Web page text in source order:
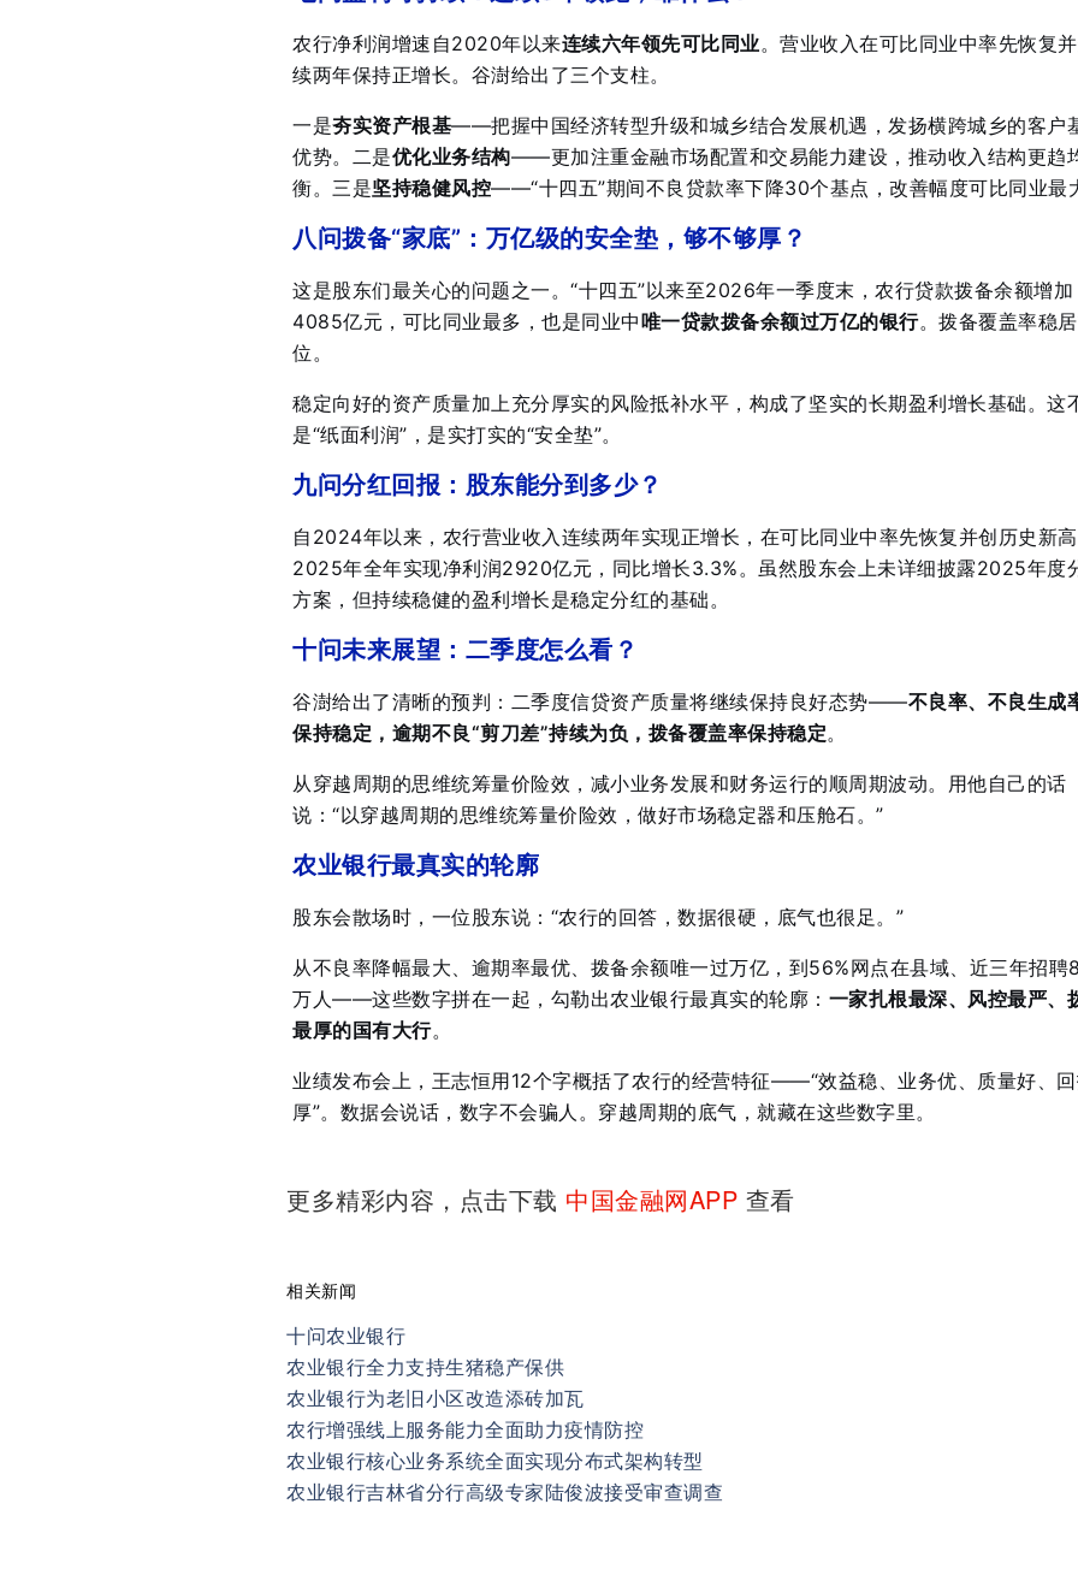
农行净利润增速自2020年以来连续六年领先可比同业。营业收入在可比同业中率先恢复
续两年保持正增长。谷澍给出了三个支柱。
一是夯实资产根基——把握中国经济转型升级和城乡结合发展机遇，发扬横跨城乡的客户
优势。二是优化业务结构——更加注重金融市场配置和交易能力建设，推动收入结构更趋
衡。三是坚持稳健风控——“十四五”期间不良贷款率下降30个基点，改善幅度可比同业最
八问拨备“家底”：万亿级的安全垫，够不够厚？
这是股东们最关心的问题之一。“十四五”以来至2026年一季度末，农行贷款拨备余额增加
4085亿元，可比同业最多，也是同业中唯一贷款拨备余额过万亿的银行。拨备覆盖率稳
位 。
稳定向好的资产质量加上充分厚实的风险抵补水平，构成了坚实的长期盈利增长基础。这
是“纸面利润”，是实打实的“安全垫”。
九问分红回报：股东能分到多少？
自2024年以来，农行营业收入连续两年实现正增长，在可比同业中率先恢复并创历史新高
2025年全年实现净利润2920亿元，同比增长3.3% 。虽然股东会上未详细披露2025年度
方案，但持续稳健的盈利增长是稳定分红的基础。
十问未来展望：二季度怎么看？
谷澍给出了清晰的预判：二季度信贷资产质量将继续保持良好态势——不良率、不良生成
保持稳定，逾期不良“剪刀差”持续为负，拨备覆盖率保持稳定。
从穿越周期的思维统筹量价险效，减小业务发展和财务运行的顺周期波动。用他自己的话
说：“以穿越周期的思维统筹量价险效，做好市场稳定器和压舱石。”
农业银行最真实的轮廓
股东会散场时，一位股东说：“农行的回答，数据很硬，底气也很足。”
从不良率降幅最大、逾期率最优、拨备余额唯一过万亿，到56%网点在县域、近三年招聘
万人——这些数字拼在一起，勾勒出农业银行最真实的轮廓： 一家扎根最深、风控最严、
最厚的国有大行。
业绩发布会上，王志恒用12个字概括了农行的经营特征——“效益稳、业务优、质量好、
厚”。数据会说话，数字不会骗人。穿越周期的底气，就藏在这些数字里。
更多精彩内容，点击下载 中国金融网APP 查看
相关新闻
十问农业银行
农业银行全力支持生猪稳产保供
农业银行为老旧小区改造添砖加瓦
农行增强线上服务能力全面助力疫情防控
农业银行核心业务系统全面实现分布式架构转型
农业银行吉林省分行高级专家陆俊波接受审查调查